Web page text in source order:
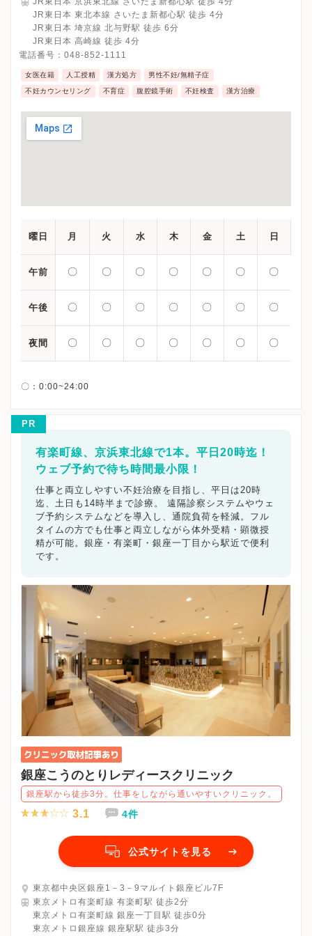
JR東日本 東北本線 さいたま新都心駅 徒歩 4分
JR東日本 埼京線 北与野駅 徒歩 6分
JR東日本 高崎線 徒歩 4分
電話番号： 048-852-1111
女医在籍 人工授精 漢方処方 男性不妊/無精子症
不妊カウンセリング 不育症 腹腔鏡手術 不妊検査 漢方治療
曜日 月 火 水 木 金 土 日
午前 〇 〇 〇 〇 〇 〇 〇
午後 〇 〇 〇 〇 〇 〇 〇
夜間 〇 〇 〇 〇 〇 〇 〇
PR
有楽町線、京浜東北線で1本。平日20時迄！
ウェブ予約で待ち時間最小限！
仕事と両立しやすい不妊治療を目指し、平日は20時
迄、土日も14時半まで診療。 遠隔診察システムやウェ
ブ予約システムなどを導入し、通院負荷を軽減。フル
タイムの方でも仕事と両立しながら体外受精・顕微授
精が可能。銀座・有楽町・銀座一丁目から駅近で便利
です。
銀座こうのとりレディースクリニック
銀座駅から徒歩3分。仕事をしながら通いやすいクリニック。
3.1 4件
公式サイトを見る
東京都中央区銀座1－3－9マルイト銀座ビル7F
東京メトロ有楽町線 有楽町駅 徒歩2分
東京メトロ有楽町線 銀座一丁目駅 徒歩0分
東京メトロ銀座線 銀座駅駅 徒歩3分